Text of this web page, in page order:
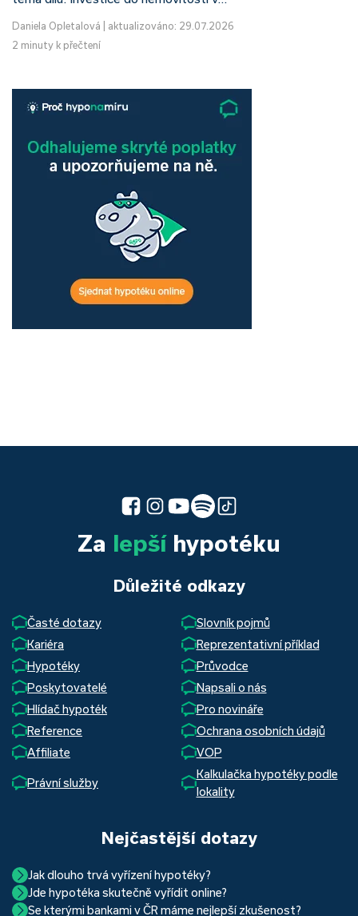
Daniela Opletalová
aktualizováno: 29.07.2026
2 minuty k přečtení
Za lepšíhypotéku
Důležité odkazy
Časté dotazy
Slovník pojmů
Kariéra
Reprezentativní příklad
Hypotéky
Průvodce
Poskytovatelé
Napsali o nás
Hlídač hypoték
Pro novináře
Reference
Ochrana osobních údajů
Affiliate
VOP
Právní služby
Kalkulačka hypotéky podle
lokality
Nejčastější dotazy
Jak dlouho trvá vyřízení hypotéky?
Hypotéka se dá zvládnout za měsíc i za tři. Nejčastěji její
uzavření trvá okolo 2 měsíců. Důvodem je především
Jde hypotéka skutečně vyřídit online?
Ano, skutečně jde. Díky moderním technologiím, které
Se kterými bankami v ČR máme nejlepší zkušenost?